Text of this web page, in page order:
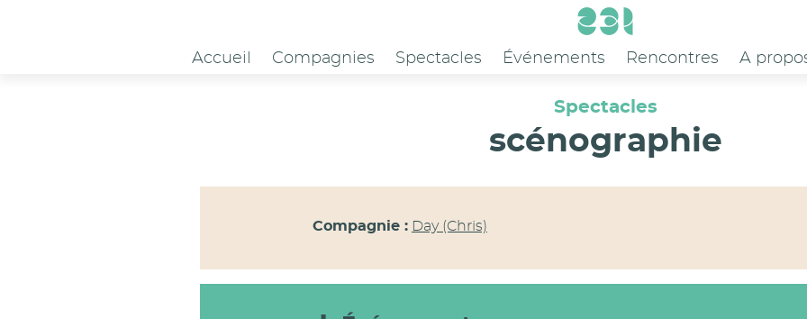
Accueil Compagnies Spectacles Événements Rencontres A
Spectacles
scénographie
Compagnie : Day (Chris)